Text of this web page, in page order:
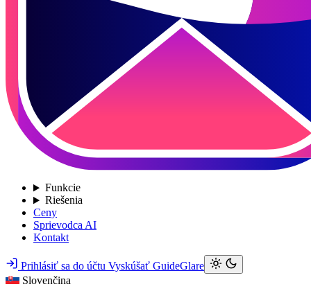
Funkcie
Riešenia
Ceny
Sprievodca AI
Kontakt
Prihlásiť sa do účtu Vyskúšať GuideGlare
Slovenčina